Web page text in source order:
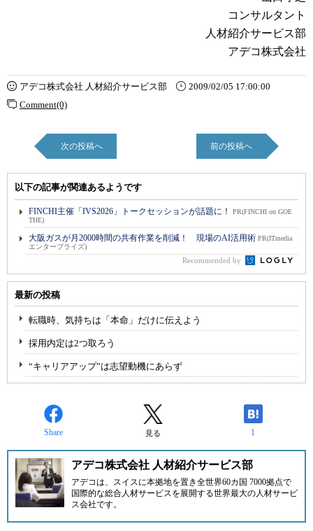
コンサルタント
人材紹介サービス部
アデコ株式会社
アデコ株式会社 人材紹介サービス部
2009/02/05 17:00:00
Comment(0)
次の投稿へ 前の投稿へ
以下の記事が関連あるようです
FINCHI主催「IVS2026」トークセッションが話題に！
PR(FINCHI on GOE
THE)
大阪ガスが月2000時間の共有作業を削減！ 現場のAI活用術 PR(ITmedia
エンタープライズ)
Recommended by
最新の投稿
転職時、気持ちは「本命」だけに伝えよう
採用内定は2つ取ろう
“キャリアアップ”は志望動機にあらず
Share 見る 1
アデコ株式会社 人材紹介サービス部
アデコは、スイスに本拠地を置き全世界60カ国 7000拠点で
国際的な総合人材サービスを展開する世界最大の人材サービ
ス会社です。